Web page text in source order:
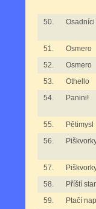
50. Osadníci
51. Osmero
52.
Osmero
53.
Othello
54.
Panini!
55. Pětimysl
56.
57.
58.
Příští
59.
Ptačí